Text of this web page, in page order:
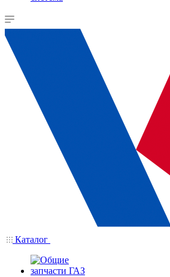
Каталог